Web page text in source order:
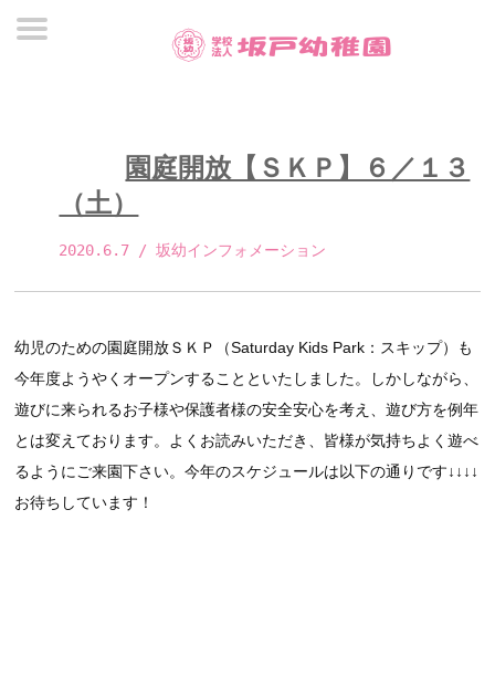
園庭開放【ＳＫＰ】６／１３
（土）
2020.6.7 / 坂幼インフォメーション
幼児のための園庭開放ＳＫＰ（Saturday Kids Park：スキップ）も
今年度ようやくオープンすることといたしました。しかしながら、
遊びに来られるお子様や保護者様の安全安心を考え、遊び方を例年
とは変えております。よくお読みいただき、皆様が気持ちよく遊べ
るようにご来園下さい。今年のスケジュールは以下の通りです↓↓↓↓
お待ちしています！